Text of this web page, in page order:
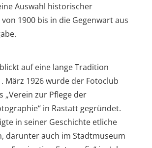
Auswahl historischer
1900 bis in die Gegenwart aus
auf eine lange Tradition
März 1926 wurde der Fotoclub
„Verein zur Pflege der
in Rastatt gegründet.
in seiner Geschichte etliche
darunter auch im Stadtmuseum